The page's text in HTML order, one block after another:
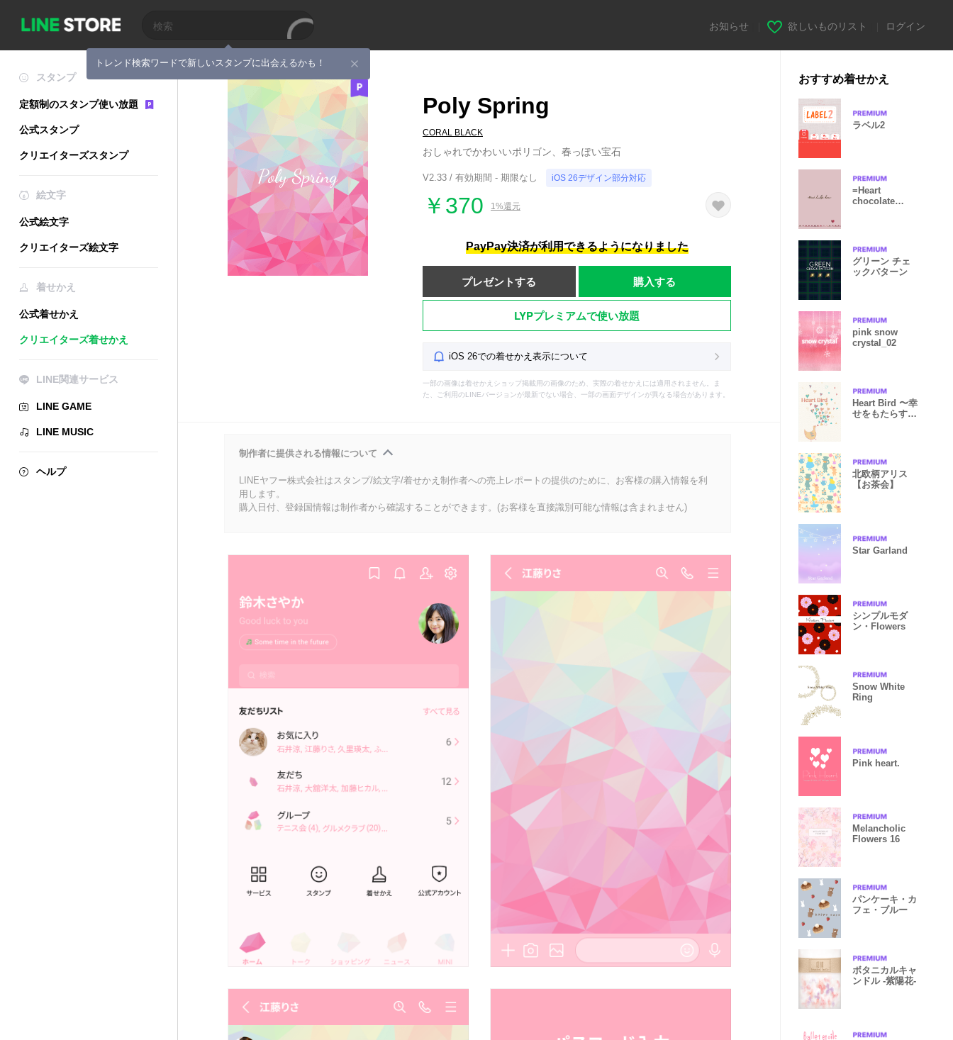
トレンド検索ワードで新しいスタンプに出会えるかも！
お知らせ 欲しいものリスト ログイン
スタンプ
定額制のスタンプ使い放題
公式スタンプ
クリエイターズスタンプ
絵文字
公式絵文字
クリエイターズ絵文字
着せかえ
公式着せかえ
クリエイターズ着せかえ
LINE関連サービス
LINE GAME
LINE MUSIC
ヘルプ
Poly Spring
CORAL BLACK
おしゃれでかわいいポリゴン、春っぽい宝石
V2.33 / 有効期間 - 期限なし iOS 26デザイン部分対応
￥370 1%還元
PayPay決済が利用できるようになりました
プレゼントする 購入する
LYPプレミアムで使い放題
iOS 26での着せかえ表示について
一部の画像は着せかえショップ掲載用の画像のため、実際の着せかえには適用されません。ま
た、ご利用のLINEバージョンが最新でない場合、一部の画面デザインが異なる場合があります。
制作者に提供される情報について
LINEヤフー株式会社はスタンプ/絵文字/着せかえ制作者への売上レポートの提供のために、お客様の購入情報を利
用します。
購入日付、登録国情報は制作者から確認することができます。(お客様を直接識別可能な情報は含まれません)
おすすめ着せかえ
ラベル2
=Heart
chocolate
グリーン チェ
ックパターン
pink snow
crystal_02
Heart Bird 〜幸
せをもたらすハ
北欧柄アリス
【お茶会】
Star Garland
シンプルモダ
ン・Flowers
Snow White
Ring
Pink heart.
Melancholic
Flowers 16
パンケーキ・カ
フェ・ブルー
ボタニカルキャ
ンドル -紫陽花-